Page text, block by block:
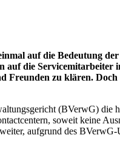
auf die Bedeutung
die Servicemitarbeiter
Freunden zu klären. Doch
(BVerwG) die
soweit keine
aufgrund des